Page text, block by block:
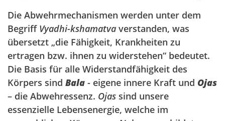
Die Abwehrmechanismen werden unter dem
Begriff Vyadhi-kshamatva verstanden, was
übersetzt „die Fähigkeit, Krankheiten zu
ertragen bzw. ihnen zu widerstehen“ bedeutet.
Die Basis für alle Widerstandfähigkeit des
Körpers sind Bala - eigene innere Kraft und Ojas
– die Abwehressenz. Ojas sind unsere
essenzielle Lebensenergie, welche im